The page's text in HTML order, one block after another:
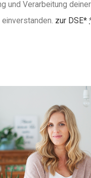
und Verarbeitung
zur DSE*